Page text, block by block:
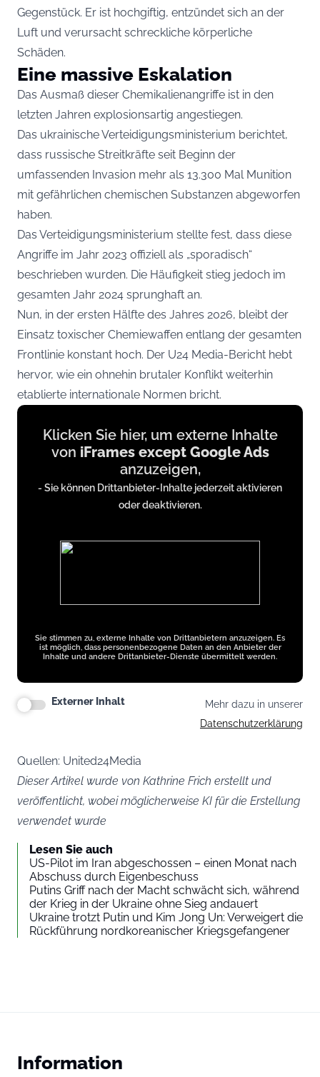
Gegenstück. Er ist hochgiftig, entzündet sich an der
Luft und verursacht schreckliche körperliche
Schäden.
Eine massive Eskalation
Das Ausmaß dieser Chemikalienangriffe ist in den
letzten Jahren explosionsartig angestiegen.
Das ukrainische Verteidigungsministerium berichtet,
dass russische Streitkräfte seit Beginn der
umfassenden Invasion mehr als 13.300 Mal Munition
mit gefährlichen chemischen Substanzen abgeworfen
haben.
Das Verteidigungsministerium stellte fest, dass diese
Angriffe im Jahr 2023 offiziell als „sporadisch“
beschrieben wurden. Die Häufigkeit stieg jedoch im
gesamten Jahr 2024 sprunghaft an.
Nun, in der ersten Hälfte des Jahres 2026, bleibt der
Einsatz toxischer Chemiewaffen entlang der gesamten
Frontlinie konstant hoch. Der U24 Media-Bericht hebt
hervor, wie ein ohnehin brutaler Konflikt weiterhin
etablierte internationale Normen bricht.
Display
content
except
Klicken Sie hier, um externe Inhalte
von iFrames except Google Ads
anzuzeigen,
- Sie können Drittanbieter-Inhalte jederzeit aktivieren
oder deaktivieren.
Sie stimmen zu, externe Inhalte von Drittanbietern anzuzeigen. Es
ist möglich, dass personenbezogene Daten an den Anbieter der
Inhalte und andere Drittanbieter-Dienste übermittelt werden.
Externer Inhalt
Mehr dazu in unserer
Datenschutzerklärung
Quellen: United24Media
Dieser Artikel wurde von Kathrine Frich erstellt und
veröffentlicht, wobei möglicherweise KI für die Erstellung
verwendet wurde
Lesen Sie auch
US-Pilot im Iran abgeschossen – einen Monat nach
Abschuss durch Eigenbeschuss
Putins Griff nach der Macht schwächt sich, während
der Krieg in der Ukraine ohne Sieg andauert
Ukraine trotzt Putin und Kim Jong Un: Verweigert die
Rückführung nordkoreanischer Kriegsgefangener
Information